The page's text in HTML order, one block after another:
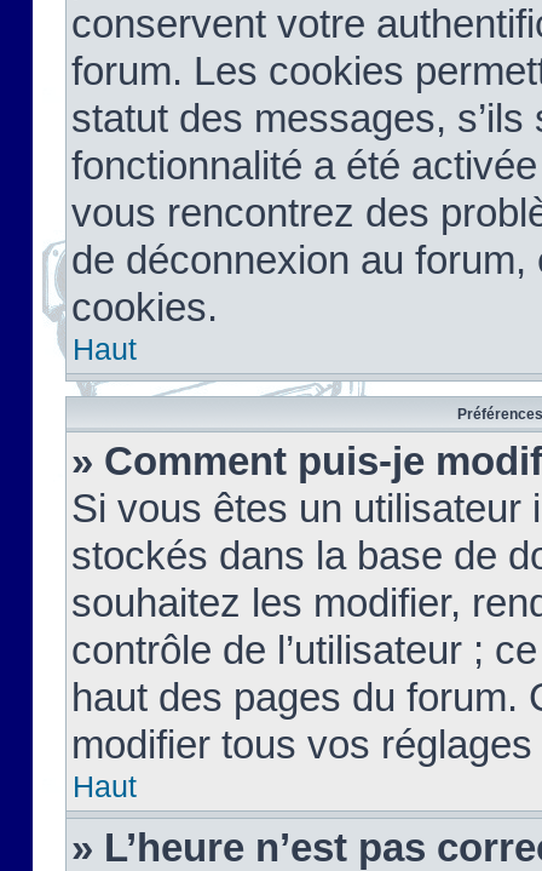
conservent votre
forum. Les cookies
statut des messages,
fonctionnalité a été
vous rencontrez des
de déconnexion au
cookies.
Haut
» Comment puis-je
Si vous êtes un
stockés dans la base de
souhaitez les modifier,
contrôle de l’utilisateur ;
haut des pages du forum.
modifier tous vos
Haut
» L’heure n’est pas